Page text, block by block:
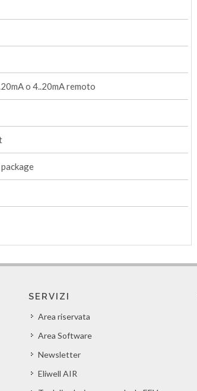
o 4..20mA remoto
SERVIZI
Area riservata
Area Software
Newsletter
Eliwell AIR